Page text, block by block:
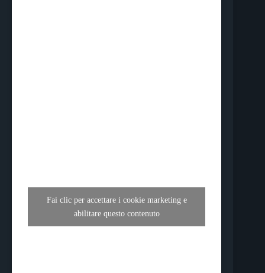
Fai clic per accettare i cookie marketing e
abilitare questo contenuto